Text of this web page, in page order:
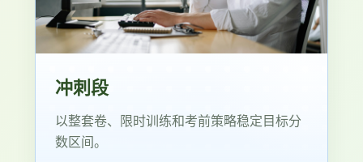
冲刺段
以整套卷、限时训练和考前策略稳定目标分
数区间。